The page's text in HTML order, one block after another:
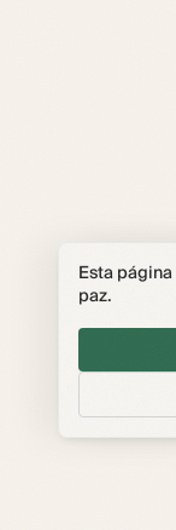
Esta página
paz.